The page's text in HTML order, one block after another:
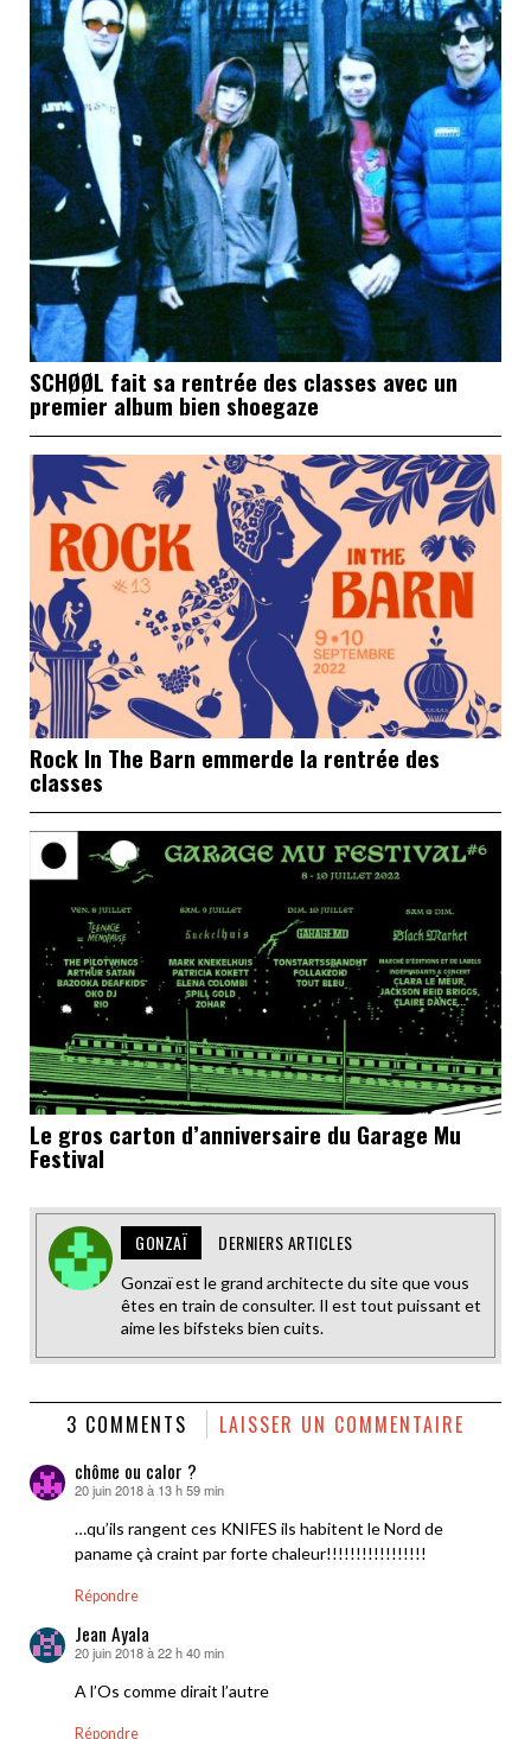
SCHØØL fait sa rentrée des classes avec un
premier album bien shoegaze
Rock In The Barn emmerde la rentrée des
classes
Le gros carton d’anniversaire du Garage Mu
Festival
GONZAÏ DERNIERS ARTICLES
Gonzaï est le grand architecte du site que vous
êtes en train de consulter. Il est tout puissant et
aime les bifsteks bien cuits.
3 COMMENTS LAISSER UN COMMENTAIRE
chôme ou calor ?
dit :
20 juin 2018 à 13 h 59 min
…qu’ils rangent ces KNIFES ils habitent le Nord de
paname çà craint par forte chaleur!!!!!!!!!!!!!!!!!
Répondre
Jean Ayala
dit :
20 juin 2018 à 22 h 40 min
A l’Os comme dirait l’autre
Répondre